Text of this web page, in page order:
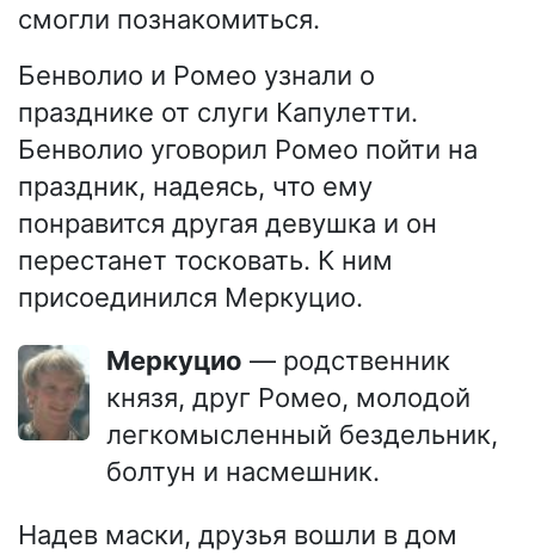
смогли познакомиться.
Бенволио и Ромео узнали о
празднике от слуги Капулетти.
Бенволио уговорил Ромео пойти на
праздник, надеясь, что ему
понравится другая девушка и он
перестанет тосковать. К ним
присоединился Меркуцио.
Меркуцио — родственник
князя, друг Ромео, молодой
легкомысленный бездельник,
болтун и насмешник.
Надев маски, друзья вошли в дом